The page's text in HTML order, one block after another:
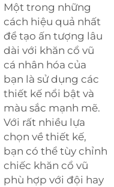
Một trong những
cách hiệu quả nhất
để tạo ấn tượng lâu
dài với khăn cổ vũ
cá nhân hóa của
bạn là sử dụng các
thiết kế nổi bật và
màu sắc mạnh mẽ.
Với rất nhiều lựa
chọn về thiết kế,
bạn có thể tùy chỉnh
chiếc khăn cổ vũ
phù hợp với đội hay